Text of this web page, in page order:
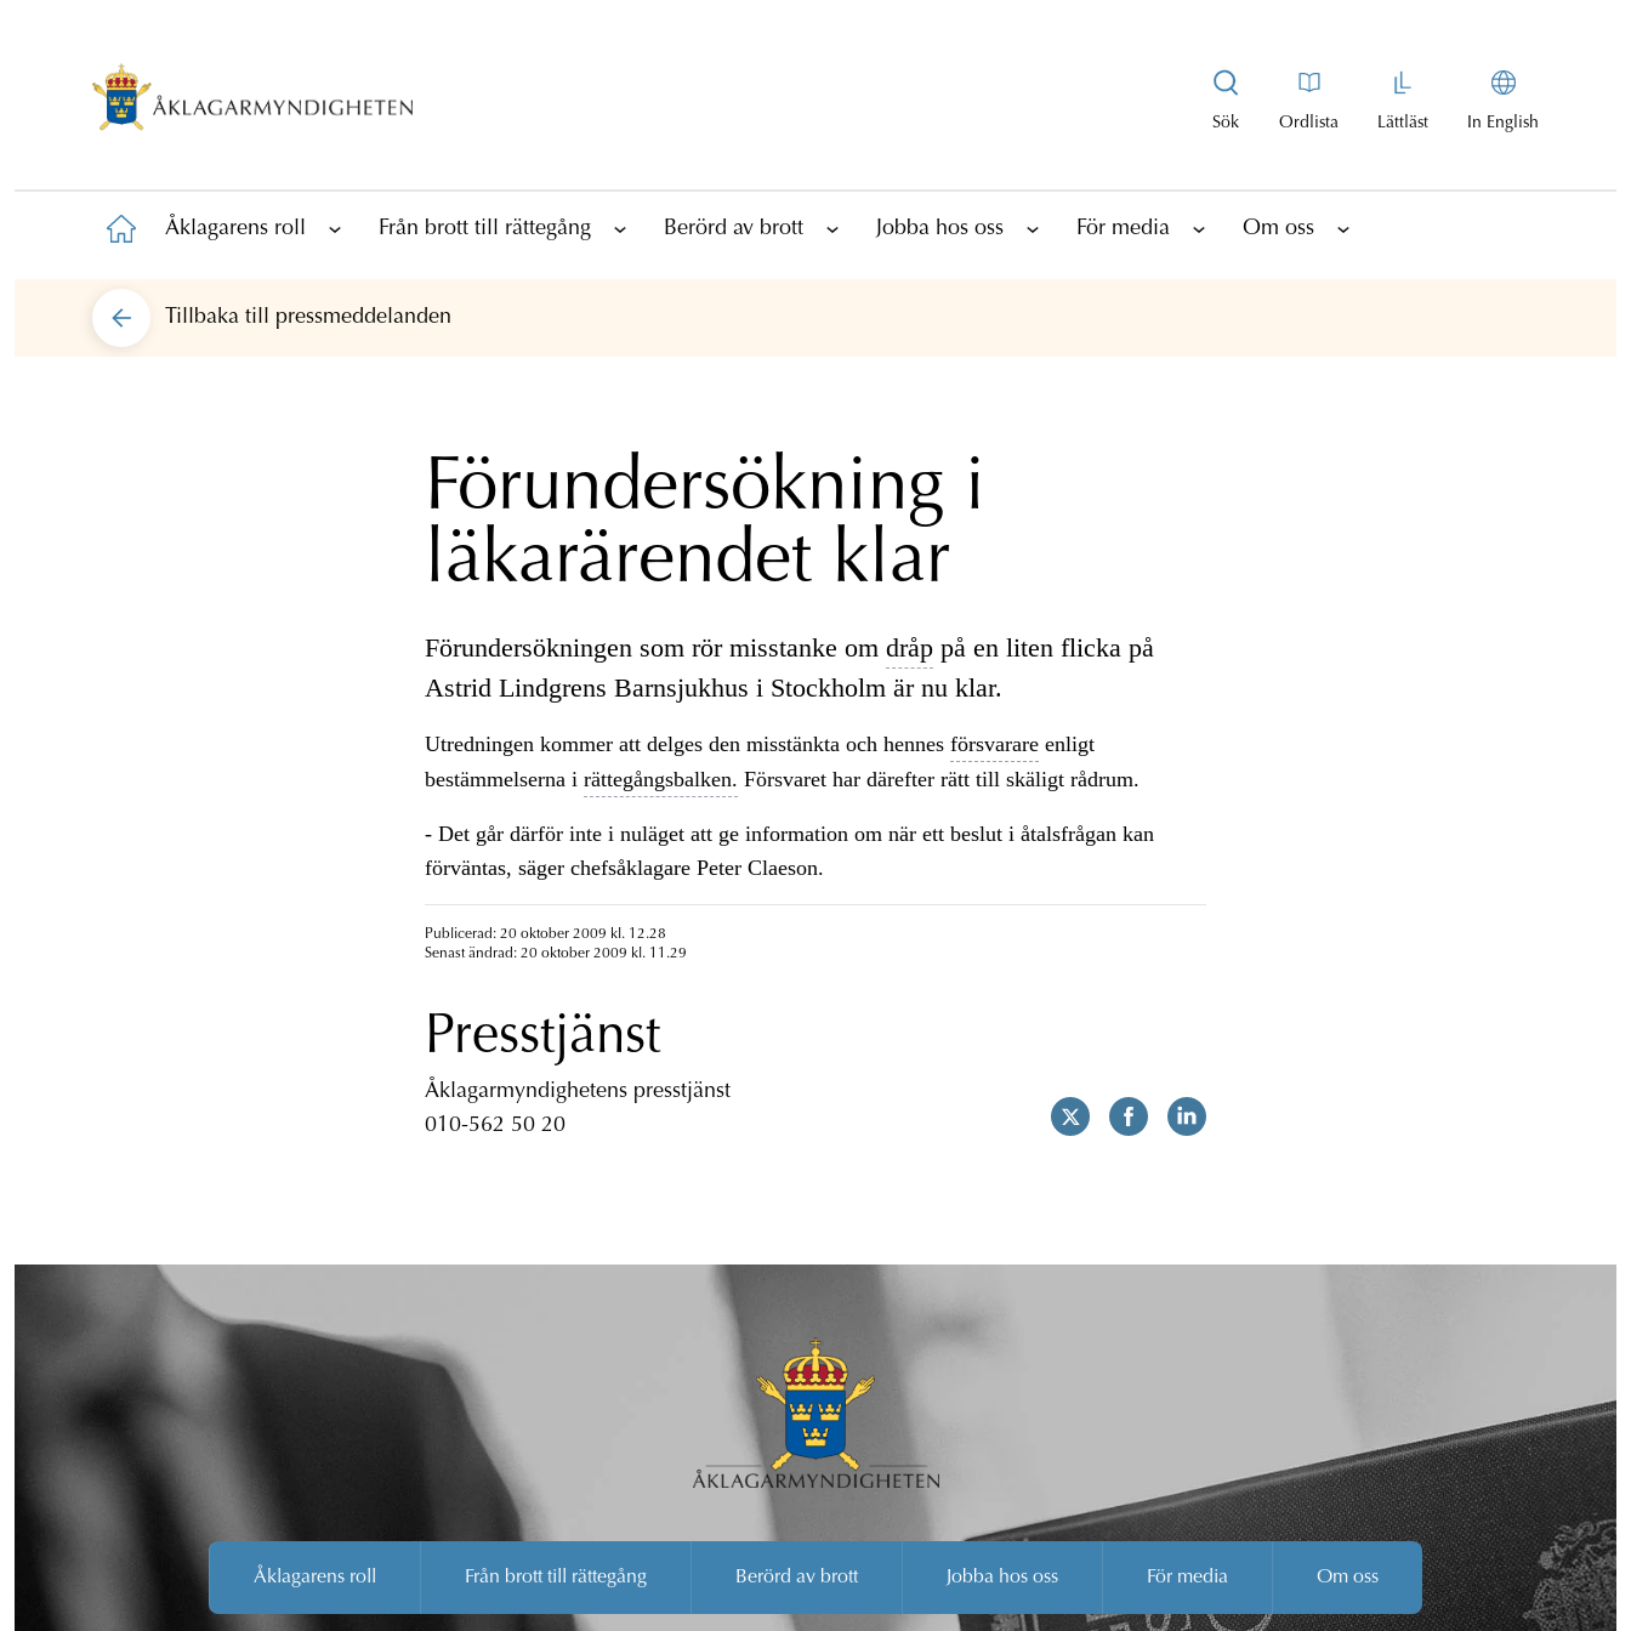
Sök Ordlista Lättläst In English
Åklagarens roll Från brott till rättegång Berörd av brott Jobba hos oss För media Om oss
Tillbaka till pressmeddelanden
Förundersökning i
läkarärendet klar
Förundersökningen som rör misstanke om dråppå en liten flicka på
Astrid Lindgrens Barnsjukhus i Stockholm är nu klar.
Utredningen kommer att delges den misstänkta och hennes försvarareenligt
bestämmelserna i rättegångsbalken. Försvaret har därefter rätt till skäligt rådrum.
- Det går därför inte i nuläget att ge information om när ett beslut i åtalsfrågan kan
förväntas, säger chefsåklagare Peter Claeson.
Publicerad: 20 oktober 2009 kl. 12.28
Senast ändrad: 20 oktober 2009 kl. 11.29
Presstjänst
Åklagarmyndighetens presstjänst
010-562 50 20
Åklagarens roll Från brott till rättegång Berörd av brott Jobba hos oss För media Om oss